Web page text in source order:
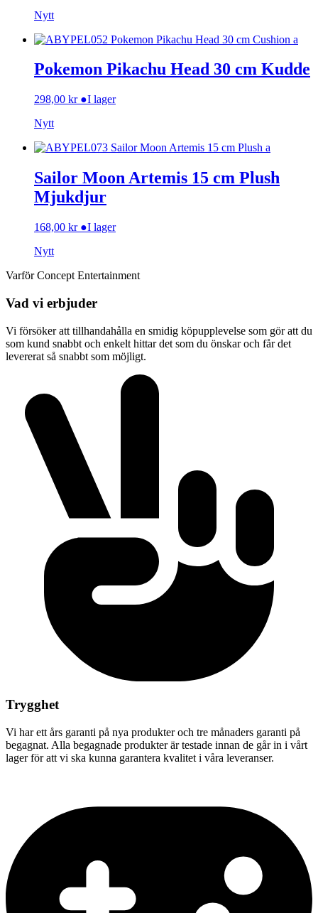
Nytt
Pokemon Pikachu Head 30 cm Kudde
298,00 kr ●I lager
Nytt
Sailor Moon Artemis 15 cm Plush
Mjukdjur
168,00 kr ●I lager
Nytt
Varför Concept Entertainment
Vad vi erbjuder
Vi försöker att tillhandahålla en smidig köpupplevelse som gör att du
som kund snabbt och enkelt hittar det som du önskar och får det
levererat så snabbt som möjligt.
Trygghet
Vi har ett års garanti på nya produkter och tre månaders garanti på
begagnat. Alla begagnade produkter är testade innan de går in i vårt
lager för att vi ska kunna garantera kvalitet i våra leveranser.